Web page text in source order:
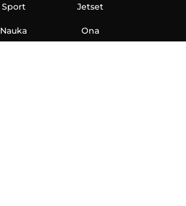
Sport
Nauka
Jetset
Ona